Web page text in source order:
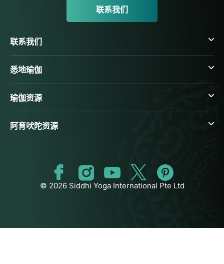
联系我们
联系我们
悉地瑜伽
瑜伽资源
阿育吠陀资源
© 2026 Siddhi Yoga International Pte Ltd